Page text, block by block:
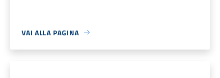
VAI ALLA PAGINA